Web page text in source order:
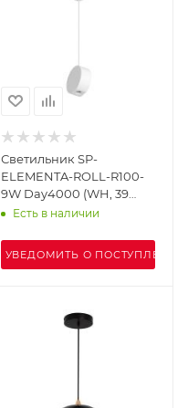
Светильник SP-
ELEMENTA-ROLL-R100-
9W Day4000 (WH, 39
deg, 230V) (Arlight, IP40
Есть в наличии
УВЕДОМИТЬ О ПОСТУПЛЕНИИ